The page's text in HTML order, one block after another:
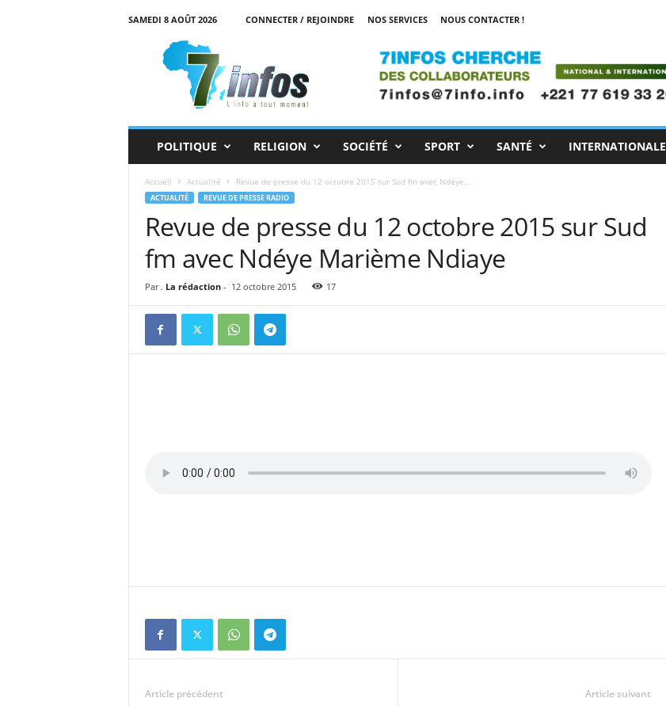
SAMEDI 8 AOÛT 2026 CONNECTER / REJOINDRE NOS SERVICES
NOUS CONTACTER !
POLITIQUE RELIGION SOCIÉTÉ SPORT SANTÉ INTERNATIONALE
Accueil Actualité Revue de presse du 12 octobre 2015 sur Sud fm avec Ndéye...
ACTUALITÉ REVUE DE PRESSE RADIO
Revue de presse du 12 octobre 2015 sur Sud
fm avec Ndéye Marième Ndiaye
Par . La rédaction- 12 octobre 2015 17
Article précédent Article suivant